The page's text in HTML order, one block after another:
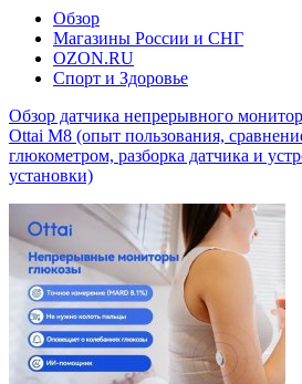
Обзор
Магазины России и СНГ
OZON.RU
Спорт и Здоровье
Обзор датчика непрерывного
Ottai M8 (опыт пользования,
глюкометром, разборка датчика и
установки)